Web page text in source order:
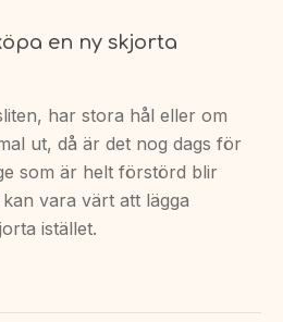
en ny skjorta
har stora hål eller om
ut, då är det nog dags för
som är helt förstörd blir
vara värt att lägga
istället.